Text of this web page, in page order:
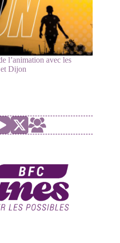
l’animation avec les
Dijon